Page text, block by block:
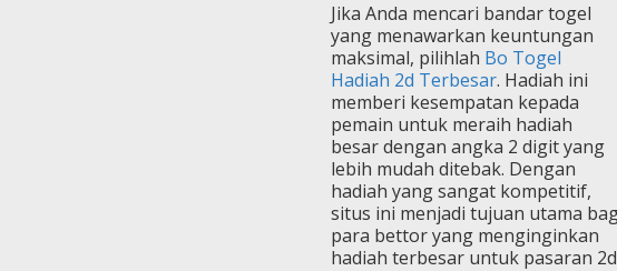
Jika Anda mencari bandar togel
yang menawarkan keuntungan
maksimal, pilihlah Bo Togel
Hadiah 2d Terbesar. Hadiah ini
memberi kesempatan kepada
pemain untuk meraih hadiah
besar dengan angka 2 digit yang
lebih mudah ditebak. Dengan
hadiah yang sangat kompetitif,
situs ini menjadi tujuan utama
para bettor yang menginginkan
hadiah terbesar untuk pasaran